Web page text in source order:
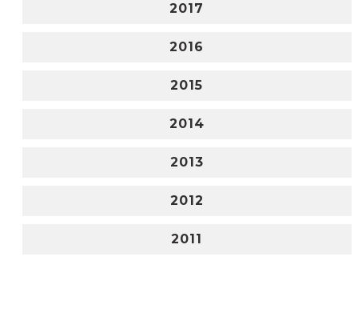
2017
2016
2015
2014
2013
2012
2011